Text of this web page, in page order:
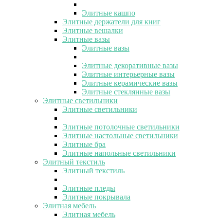
Элитные кашпо
Элитные держатели для книг
Элитные вешалки
Элитные вазы
Элитные вазы
Элитные декоративные вазы
Элитные интерьерные вазы
Элитные керамические вазы
Элитные стеклянные вазы
Элитные светильники
Элитные светильники
Элитные потолочные светильники
Элитные настольные светильники
Элитные бра
Элитные напольные светильники
Элитный текстиль
Элитный текстиль
Элитные пледы
Элитные покрывала
Элитная мебель
Элитная мебель